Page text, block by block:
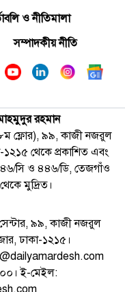
ও নীতিমালা
সম্পাদকীয় নীতি
রহমান
ফ্লোর), ৯৯, কাজী নজরুল
১২১৫ থেকে প্রকাশিত এবং
সি ও ৪৪৬/ডি, তেজগাঁও
মুদ্রিত।
সেন্টার, ৯৯, কাজী নজরুল
ঢাকা-১২১৫।
ই-মেইল: